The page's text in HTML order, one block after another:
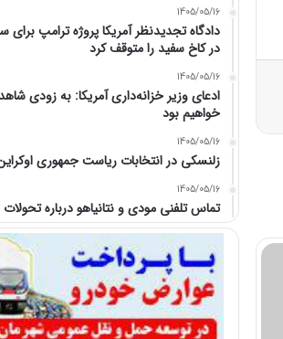
1405/05/16
دادگاه تجدیدنظر آمریکا پروژه ترامپ
در کاخ سفید را متوقف کرد
1405/05/16
ادعای وزیر خزانه‌داری آمریکا: به زودی شاهد
خواهیم بود
1405/05/16
زلنسکی در انتخابات ریاست جمهوری
1405/05/16
تماس تلفنی مودی و نتانیاهو درباره